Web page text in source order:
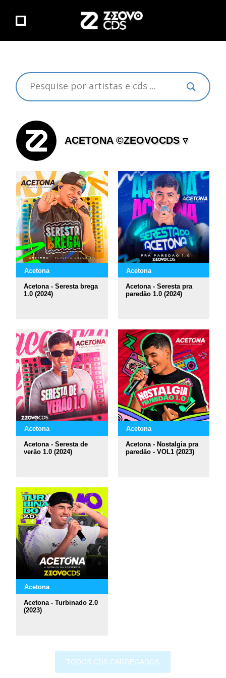
ACETONA ©ZEOVOCDS ▿
Acetona
Acetona - Seresta brega
1.0 (2024)
Acetona
Acetona - Seresta pra
paredão 1.0 (2024)
Acetona
Acetona - Seresta de
verão 1.0 (2024)
Acetona
Acetona - Nostalgia pra
paredão - VOL1 (2023)
Acetona
Acetona - Turbinado 2.0
(2023)
TODOS CDS CARREGADOS